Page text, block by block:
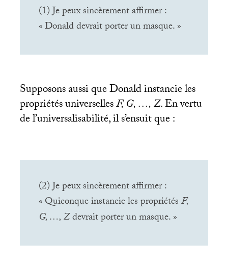
(1) Je peux sincèrement affirmer :
«Donald devrait porter un masque.»
Supposons aussi que Donald instancie les
propriétés universellesF, G, …, Z. En vertu
de l’universalisabilité, il s’ensuit que :
(2) Je peux sincèrement affirmer :
«Quiconque instancie les propriétésF,
G, …, Zdevrait porter un masque.»